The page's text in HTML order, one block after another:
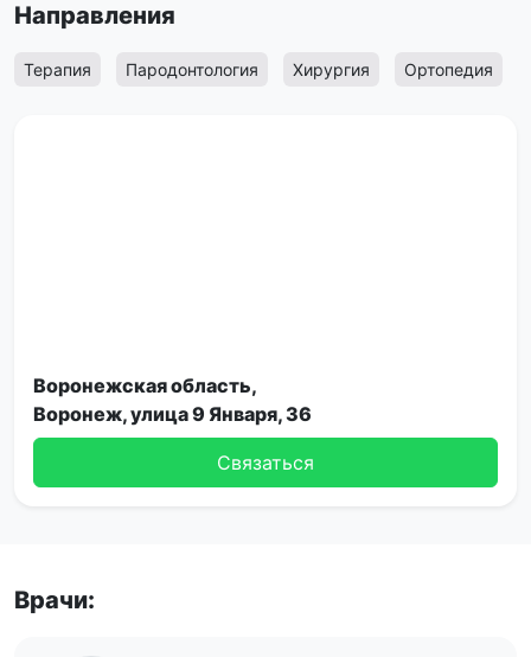
Направления
Терапия Пародонтология Хирургия Ортопедия
Воронежская область,
Воронеж, улица 9 Января, 36
Связаться
Врачи: